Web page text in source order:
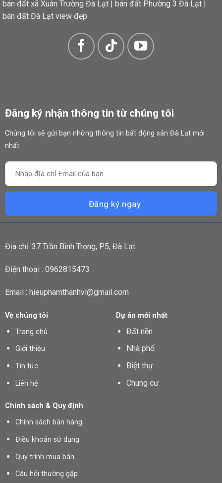
bán đất xã Xuân Trường Đà Lạt | bán đất Phường 3 Đà Lạt |
bán đất Đà Lạt view đẹp
Đăng ký nhận thông tin từ chúng tôi
Chúng tôi sẽ gửi bạn những thông tin bất động sản Đà Lạt mới
nhất
Địa chỉ: 37 Trần Bình Trọng, P5, Đà Lạt
Điện thoại : 0962815473
Email : hieuphamthanhvl@gmail.com
Về chúng tôi
Trang chủ
Giới thiệu
Tin tức
Liên hệ
Dự án mới nhất
Đất nền
Nhà phố
Biệt thự
Chung cư
Chính sách & Quy định
Chính sách bán hàng
Điều khoản sử dụng
Quy trình mua bán
Câu hỏi thường gặp